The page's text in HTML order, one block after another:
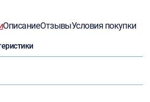
ОписаниеОтзывыУсловия покупки